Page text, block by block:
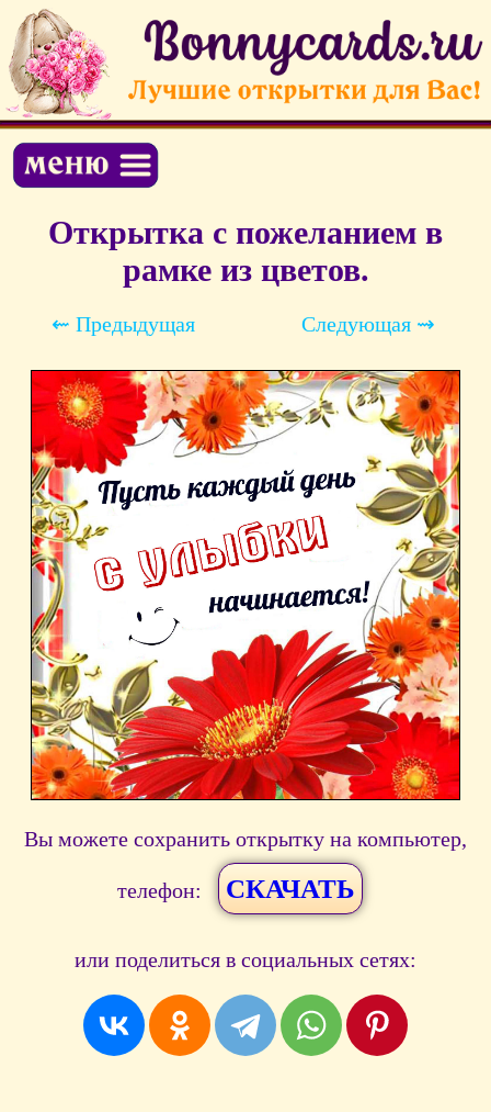
Открытка с пожеланием в
рамке из цветов.
⇜ Предыдущая Следующая ⇝
Вы можете сохранить открытку на компьютер,
телефон: СКАЧАТЬ
или поделиться в социальных сетях: